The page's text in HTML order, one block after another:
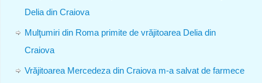
Delia din Craiova
Mulţumiri din Roma primite de vrăjitoarea Delia din
Craiova
Vrăjitoarea Mercedeza din Craiova m-a salvat de farmece